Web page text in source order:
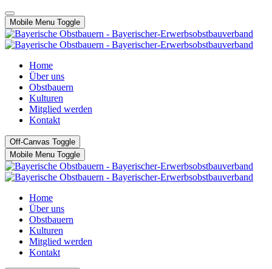
Mobile Menu Toggle
Home
Über uns
Obstbauern
Kulturen
Mitglied werden
Kontakt
Off-Canvas Toggle
Mobile Menu Toggle
Home
Über uns
Obstbauern
Kulturen
Mitglied werden
Kontakt